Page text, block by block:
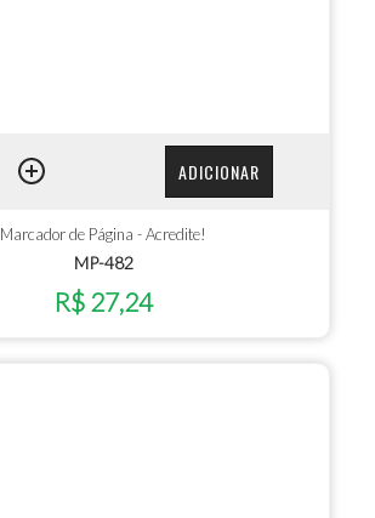
ADICIONAR
Marcador de Página - Acredite!
MP-482
R$ 27,24